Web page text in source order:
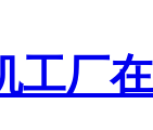
工厂